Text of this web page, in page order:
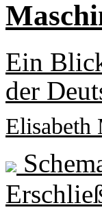
Ein
der
Elisabeth